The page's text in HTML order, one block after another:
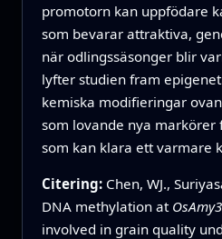
promotorn kan uppfödare
som bevarar attraktiva,
när odlingssäsonger blir
lyfter studien fram
kemiska modifieringar
som lovande nya markörer
som kan klara ett varmare
Citering: Chen, WJ.,
DNA methylation at
involved in grain quality